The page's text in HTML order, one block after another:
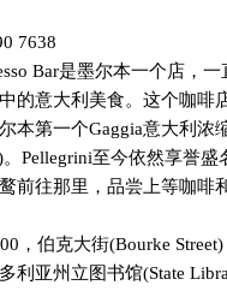
7638
Bar是墨尔本一个店，一
的意大利美食。这个咖啡
本第一个Gaggia意大利浓
。 Pellegrini至今依然享誉盛
前往那里，品尝上等咖啡
，伯克大街(Bourke Street)
利亚州立图书馆(State